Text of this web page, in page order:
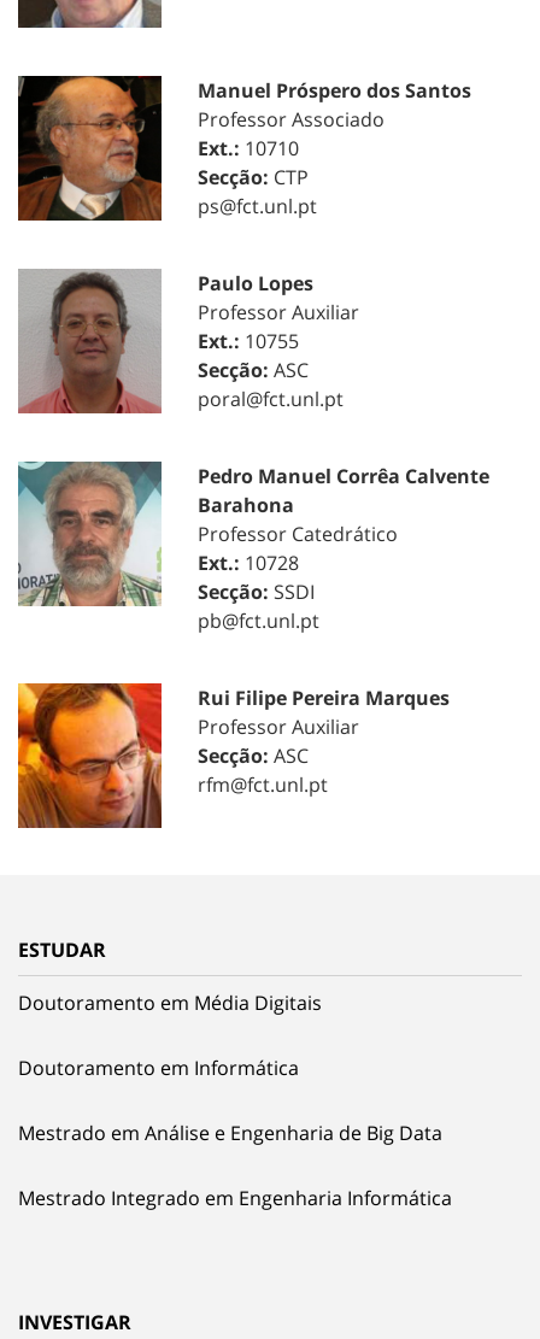
Manuel Próspero dos Santos
Professor Associado
Ext.: 10710
Secção: CTP
ps@fct.unl.pt
Paulo Lopes
Professor Auxiliar
Ext.: 10755
Secção: ASC
poral@fct.unl.pt
Pedro Manuel Corrêa Calvente
Barahona
Professor Catedrático
Ext.: 10728
Secção: SSDI
pb@fct.unl.pt
Rui Filipe Pereira Marques
Professor Auxiliar
Secção: ASC
rfm@fct.unl.pt
ESTUDAR
Doutoramento em Média Digitais
Doutoramento em Informática
Mestrado em Análise e Engenharia de Big Data
Mestrado Integrado em Engenharia Informática
INVESTIGAR